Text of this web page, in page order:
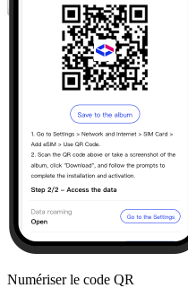
Numériser le code QR